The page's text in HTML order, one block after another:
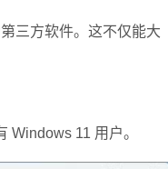
三方软件。这不仅能大
11 用户。